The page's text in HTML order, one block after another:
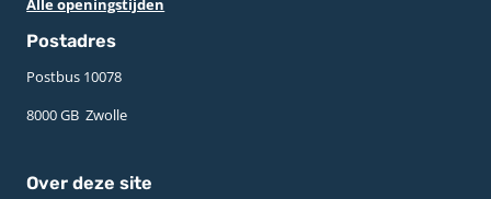
Alle openingstijden
Postadres
Postbus 10078 ­
8000 GB ­ Zwolle
Over deze site